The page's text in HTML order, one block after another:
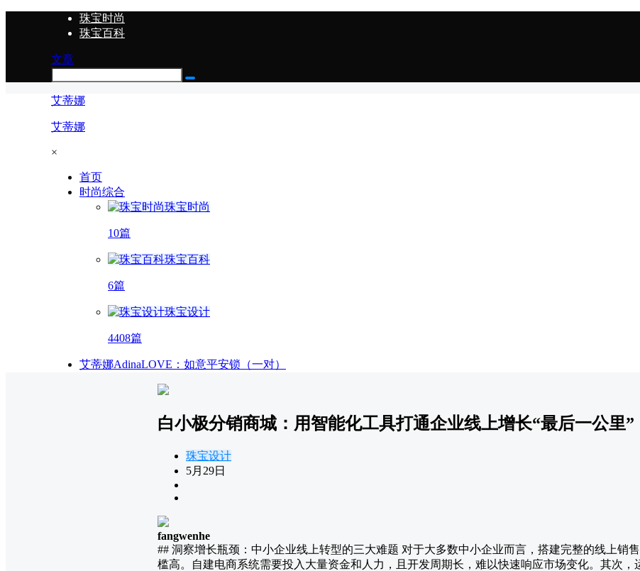
珠宝时尚
珠宝百科
文章
艾蒂娜
艾蒂娜
×
首页
时尚综合
珠宝时尚
10篇
珠宝百科
6篇
珠宝设计
4408篇
艾蒂娜AdinaLOVE：如意平安锁（一对）
白小极分销商城：用智能化工具打通企业线上增长“最后一公里”
珠宝设计
5月29日
fangwenhe
## 洞察增长瓶颈：中小企业线上转型的三大难题 对于大多数中小企业而言，搭建完整的线上销
槛高。自建电商系统需要投入大量资金和人力，且开发周期长，难以快速响应市场变化。其次，